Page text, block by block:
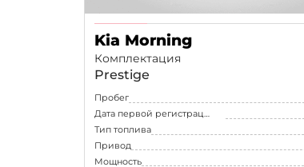
Kia Morning
Комплектация
Prestige
Пробег
Дата первой регистрации
Тип топлива
Привод
Мощность